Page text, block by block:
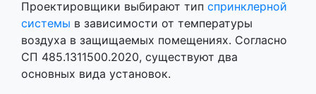
Проектировщики выбирают тип спринклерной
системы в зависимости от температуры
воздуха в защищаемых помещениях. Согласно
СП 485.1311500.2020, существуют два
основных вида установок.